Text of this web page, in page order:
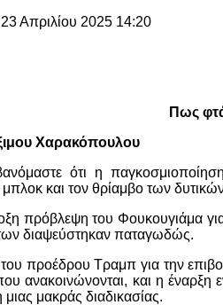
23 Απριλίου 2025 14:20
Πως
Χαρακόπουλου
ότι η
μπλοκ και τον θρίαμβο των
πρόβλεψη του Φουκουγιάμα
διαψεύστηκαν παταγωδώς.
προέδρου Τραμπ για την
ανακοινώνονται, και η
μακράς διαδικασίας.